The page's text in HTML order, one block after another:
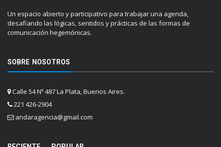
Un espacio abierto y participativo para trabajar una agenda,
desafiando las lógicas, sentidos y prácticas de las formas de
comunicación hegemónicas.
SOBRE NOSOTROS
Calle 54 Nº 487 La Plata, Buenos Aires.
221 426-2904
andaragencia@gmail.com